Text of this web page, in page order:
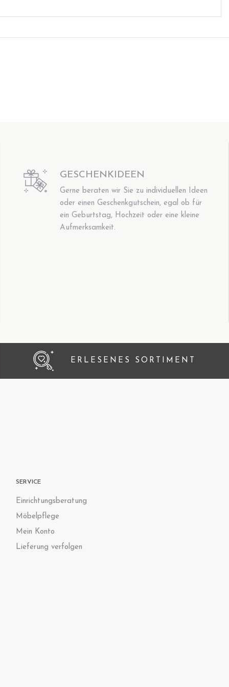
GESCHENKIDEEN
Gerne beraten wir Sie zu individuellen Ideen
oder einen Geschenkgutschein, egal ob für
ein Geburtstag, Hochzeit oder eine kleine
Aufmerksamkeit.
ERLESENES SORTIMENT
SERVICE
Einrichtungsberatung
Möbelpflege
Mein Konto
Lieferung verfolgen